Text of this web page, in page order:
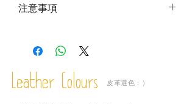
注意事項
－ 此產品含有細小配件、尖銳物件，恕不
必須由成年人陪同下使用並應小心處理。
Leather Colours 皮革選色：）